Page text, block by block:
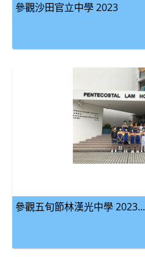
參觀沙田官立中學 2023
參觀五旬節林漢光中學 2023...